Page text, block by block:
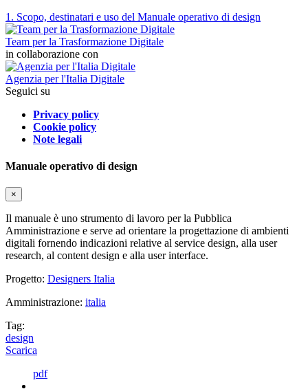
1. Scopo, destinatari e uso del Manuale operativo di design
Team per la Trasformazione Digitale
in collaborazione con
Agenzia per l'Italia Digitale
Seguici su
Privacy policy
Cookie policy
Note legali
Manuale operativo di design
×
Il manuale è uno strumento di lavoro per la Pubblica
Amministrazione e serve ad orientare la progettazione di ambienti
digitali fornendo indicazioni relative al service design, alla user
research, al content design e alla user interface.
Progetto: Designers Italia
Amministrazione: italia
Tag:
design
Scarica
pdf